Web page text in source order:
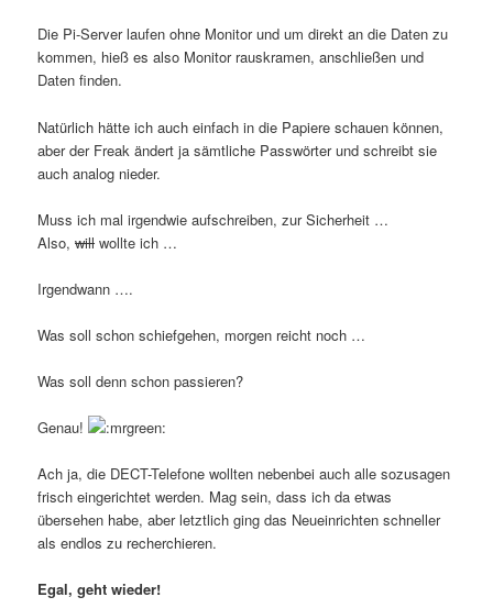
Die Pi-Server laufen ohne Monitor und um direkt an die Daten zu
kommen, hieß es also Monitor rauskramen, anschließen und
Daten finden.
Natürlich hätte ich auch einfach in die Papiere schauen können,
aber der Freak ändert ja sämtliche Passwörter und schreibt sie
auch analog nieder.
Muss ich mal irgendwie aufschreiben, zur Sicherheit …
Also,will wollte ich …
Irgendwann ….
Was soll schon schiefgehen, morgen reicht noch …
Was soll denn schon passieren?
Genau!
Ach ja, die DECT-Telefone wollten nebenbei auch alle sozusagen
frisch eingerichtet werden. Mag sein, dass ich da etwas
übersehen habe, aber letztlich ging das Neueinrichten schneller
als endlos zu recherchieren.
Egal, geht wieder!